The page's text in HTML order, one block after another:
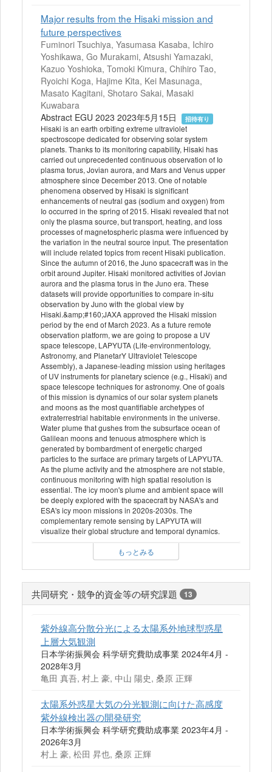
Major results from the Hisaki mission and
future perspectives
Fuminori Tsuchiya, Yasumasa Kasaba, Ichiro
Yoshikawa, Go Murakami, Atsushi Yamazaki,
Kazuo Yoshioka, Tomoki Kimura, Chihiro Tao,
Ryoichi Koga, Hajime Kita, Kei Masunaga,
Masato Kagitani, Shotaro Sakai, Masaki
Kuwabara
Abstract EGU 2023 2023年5月15日
招待有り
Hisaki is an earth orbiting extreme ultraviolet
spectroscope dedicated for observing solar system
planets. Thanks to its monitoring capability, Hisaki has
carried out unprecedented continuous observation of Io
plasma torus, Jovian aurora, and Mars and Venus upper
atmosphere since December 2013. One of notable
phenomena observed by Hisaki is significant
enhancements of neutral gas (sodium and oxygen) from
Io occurred in the spring of 2015. Hisaki revealed that not
only the plasma source, but transport, heating, and loss
processes of magnetospheric plasma were influenced by
the variation in the neutral source input. The presentation
will include related topics from recent Hisaki publication.
Since the autumn of 2016, the Juno spacecraft was in the
orbit around Jupiter. Hisaki monitored activities of Jovian
aurora and the plasma torus in the Juno era. These
datasets will provide opportunities to compare in-situ
observation by Juno with the global view by
Hisaki.&amp;#160;JAXA approved the Hisaki mission
period by the end of March 2023. As a future remote
observation platform, we are going to propose a UV
space telescope, LAPYUTA (Life-environmentology,
Astronomy, and PlanetarY Ultraviolet Telescope
Assembly), a Japanese-leading mission using heritages
of UV instruments for planetary science (e.g., Hisaki) and
space telescope techniques for astronomy. One of goals
of this mission is dynamics of our solar system planets
and moons as the most quantifiable archetypes of
extraterrestrial habitable environments in the universe.
Water plume that gushes from the subsurface ocean of
Galilean moons and tenuous atmosphere which is
generated by bombardment of energetic charged
particles to the surface are primary targets of LAPYUTA.
As the plume activity and the atmosphere are not stable,
continuous monitoring with high spatial resolution is
essential. The icy moon's plume and ambient space will
be deeply explored with the spacecraft by NASA's and
ESA's icy moon missions in 2020s-2030s. The
complementary remote sensing by LAPYUTA will
visualize their global structure and temporal dynamics.
もっとみる
共同研究・競争的資金等の研究課題 13
紫外線高分散分光による太陽系外地球型惑星
上層大気観測
日本学術振興会 科学研究費助成事業 2024年4月 -
2028年3月
亀田 真吾, 村上 豪, 中山 陽史, 桑原 正輝
太陽系外惑星大気の分光観測に向けた高感度
紫外線検出器の開発研究
日本学術振興会 科学研究費助成事業 2023年4月 -
2026年3月
村上 豪, 松田 昇也, 桑原 正輝